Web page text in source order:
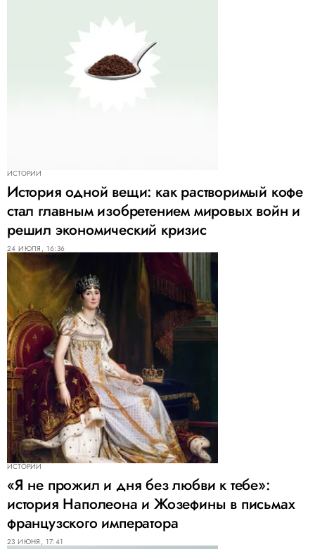
ИСТОРИИ
История одной вещи: как растворимый кофе
стал главным изобретением мировых войн и
решил экономический кризис
24 ИЮЛЯ, 16:36
ИСТОРИИ
«Я не прожил и дня без любви к тебе»:
история Наполеона и Жозефины в письмах
французского императора
23 ИЮНЯ, 17:41